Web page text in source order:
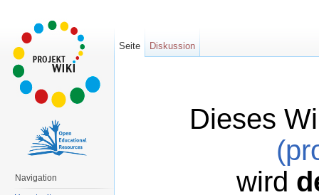
Dieses
wird
Seite Diskussion
Navigation